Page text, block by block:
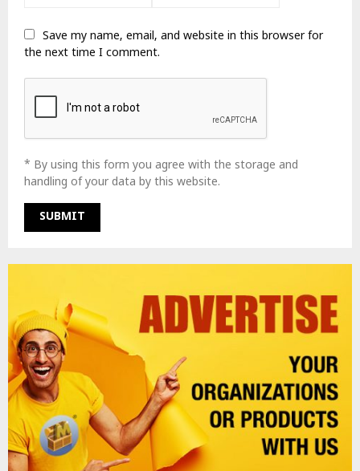
Save my name, email, and website in this browser for
the next time I comment.
* By using this form you agree with the storage and
handling of your data by this website.